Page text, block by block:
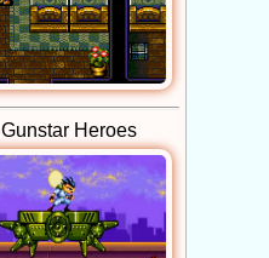
Gunstar Heroes